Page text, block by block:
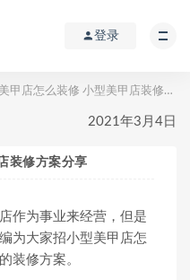
登录
甲店怎么装修 小型美甲店装修方案分享
2021年3月4日
装修方案分享
为事业来经营，但是
为大家招小型美甲店怎
装修方案。